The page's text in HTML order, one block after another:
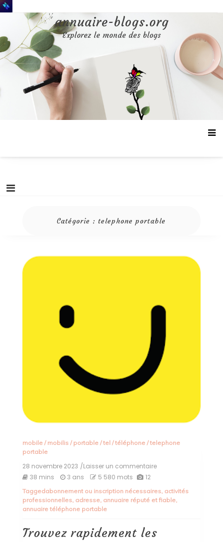
Aller
au
annuaire-blogs.org
Explorez le monde des blogs
Catégorie :telephone portable
mobile/ mobilis/ portable/tel /téléphone/telephone
portable
28 novembre 2023 /Laisser un commentaireon
les
numéros
38 mins 3 ans 5 580 mots 12
Taggedabonnement ou inscription nécessaires, activités
professionnelles, adresse, annuaire réputé et fiable,
annuaire téléphone portable
Trouvez rapidement les